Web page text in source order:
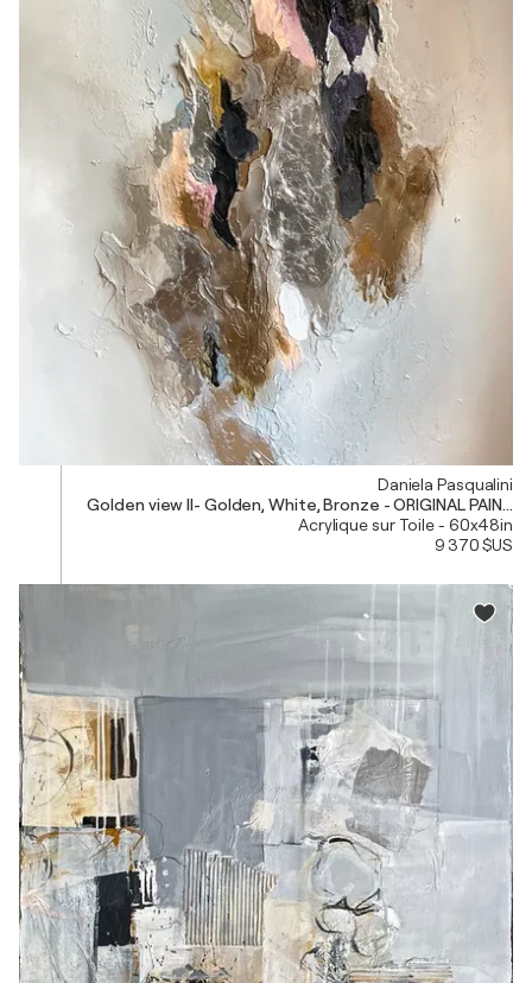
Daniela Pasqualini
Golden view II- Golden, White, Bronze - ORIGINAL
Acrylique sur Toile - 60x48in
9 370 $US